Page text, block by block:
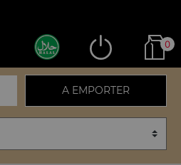
0
A EMPORTER